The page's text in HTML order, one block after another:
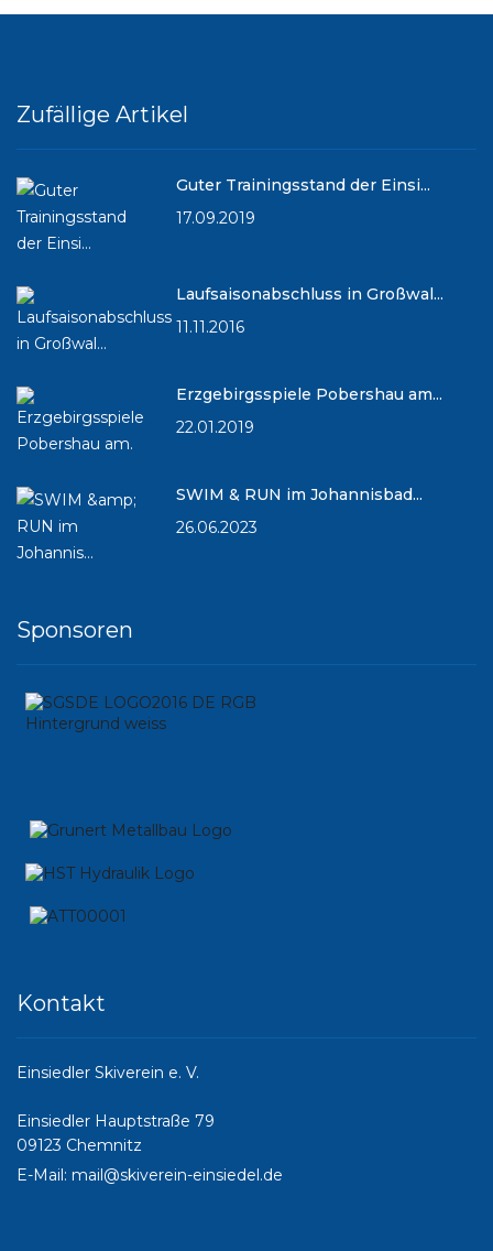
Zufällige Artikel
Guter Trainingsstand der Einsi...
17.09.2019
Laufsaisonabschluss in Großwal...
11.11.2016
Erzgebirgsspiele Pobershau am...
22.01.2019
SWIM & RUN im Johannisbad...
26.06.2023
Sponsoren
Kontakt
Einsiedler Skiverein e. V.
Einsiedler Hauptstraße 79
09123 Chemnitz
E-Mail: mail@skiverein-einsiedel.de